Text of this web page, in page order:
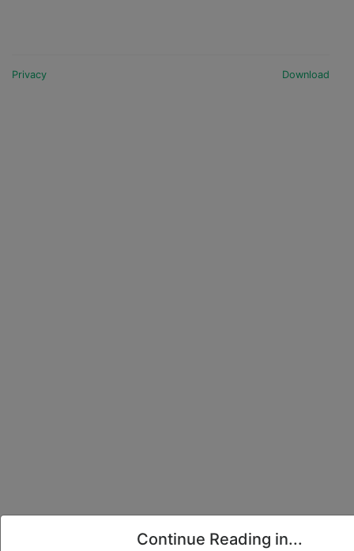
Continue Reading in...
Privacy Download